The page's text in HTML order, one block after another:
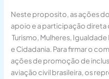
Neste proposito, as ações
apoio e a participação
Turismo, Mulheres,
e Cidadania. Para firmar o
ações de promoção de
aviação civil brasileira, os